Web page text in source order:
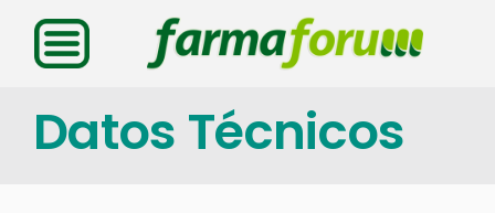
Saltar
contenido
Datos Técnicos